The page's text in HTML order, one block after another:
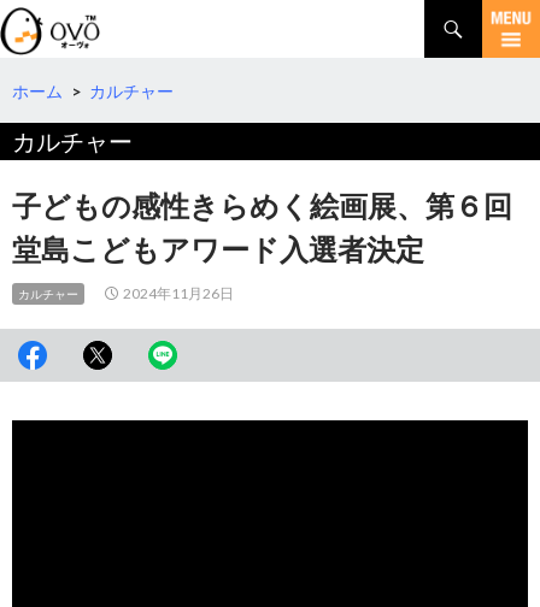
検
索
コ
テ
ツ
へ
ホーム > カルチャー
カルチャー
子どもの感性きらめく絵画展、第６回
堂島こどもアワード入選者決定
カルチャー 2024年11月26日